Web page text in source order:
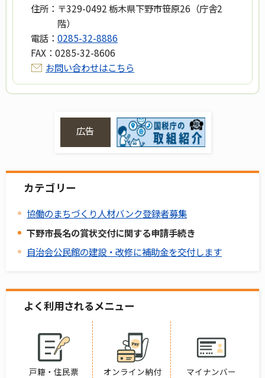
住所： 〒329-0492 栃木県下野市笹原26（庁舎2
階）
電話： 0285-32-8886
FAX： 0285-32-8606
お問い合わせはこちら
広告
カテゴリー
協働のまちづくり人材バンク登録者募集
下野市長名の賞状交付に関する申請手続き
自治会公民館の建設・改修に補助金を交付します
よく利用されるメニュー
戸籍・住民票 オンライン納付 マイナンバー